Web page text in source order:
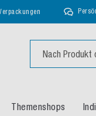
Themenshops